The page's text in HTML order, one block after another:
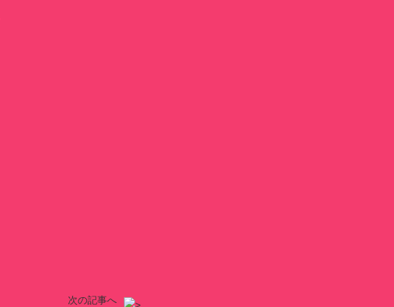
次の記事へ